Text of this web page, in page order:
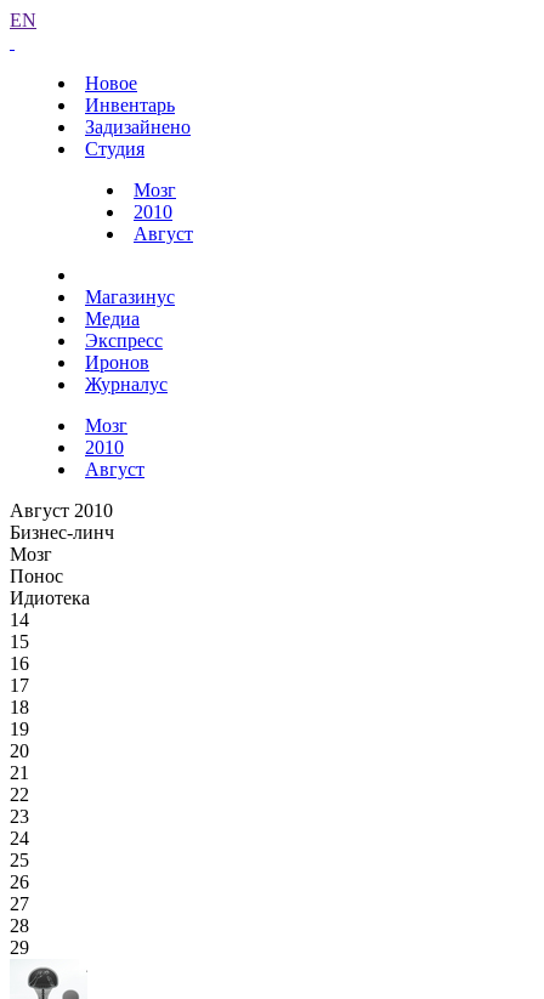
EN
Новое
Инвентарь
Задизайнено
Студия
Мозг
2010
Август
Магазинус
Медиа
Экспресс
Иронов
Журналус
Мозг
2010
Август
Август 2010
Бизнес-линч
Мозг
Понос
Идиотека
14
15
16
17
18
19
20
21
22
23
24
25
26
27
28
29